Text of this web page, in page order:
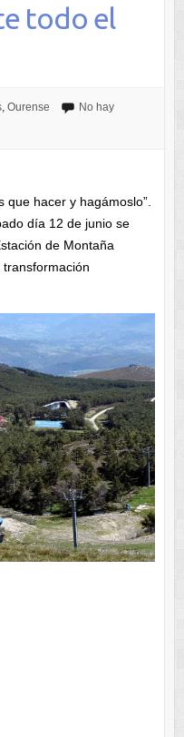
todo el
, Ourense
No hay
que hacer y hagámoslo”.
día 12 de junio se
de Montaña